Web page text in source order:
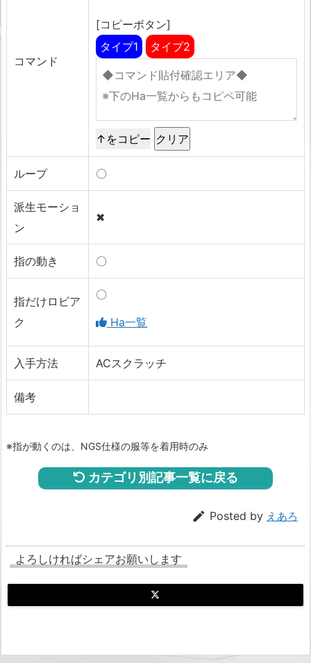
コマンド
[コピーボタン]
タイプ1
タイプ2
↑をコピー
ループ 〇
派生モーショ
ン
✖
指の動き 〇
指だけロビア
ク
〇
Ha一覧
入手方法 ACスクラッチ
備考
※指が動くのは、NGS仕様の服等を着用時のみ
カテゴリ別記事一覧に戻る
 Posted by えあろ
よろしければシェアお願いします